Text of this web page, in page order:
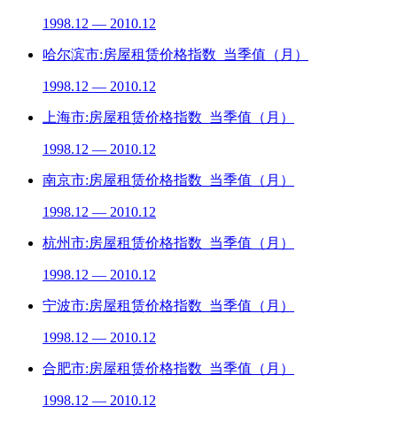
1998.12 — 2010.12
哈尔滨市:房屋租赁价格指数_当季值（月）
1998.12 — 2010.12
上海市:房屋租赁价格指数_当季值（月）
1998.12 — 2010.12
南京市:房屋租赁价格指数_当季值（月）
1998.12 — 2010.12
杭州市:房屋租赁价格指数_当季值（月）
1998.12 — 2010.12
宁波市:房屋租赁价格指数_当季值（月）
1998.12 — 2010.12
合肥市:房屋租赁价格指数_当季值（月）
1998.12 — 2010.12